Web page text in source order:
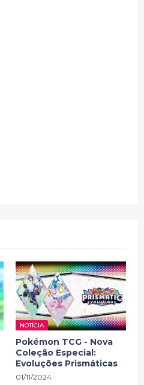
NOTÍCIA
Pokémon TCG - Nova
Coleção Especial:
Evoluções Prismáticas
01/11/2024